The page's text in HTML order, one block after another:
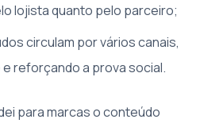
lojista quanto pelo parceiro;
circulam por vários canais,
reforçando a prova social.
para marcas o conteúdo